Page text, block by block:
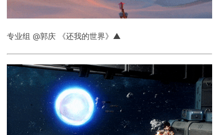
专业组 @郭庆 《还我的世界》▲